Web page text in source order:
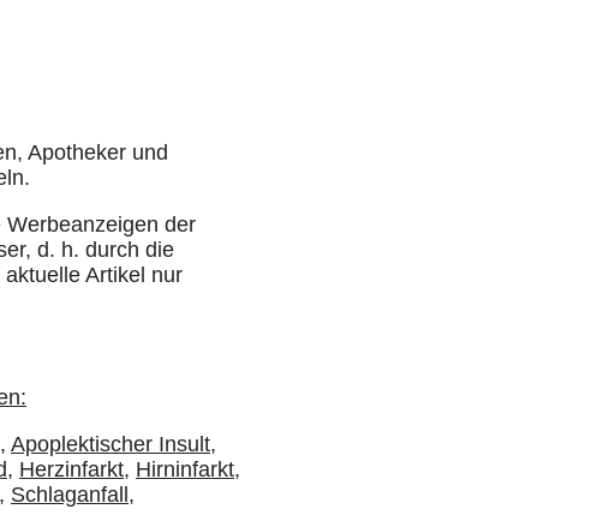
Apotheker und
der
d. h. durch die
Artikel nur
, Apoplektischer Insult,
, Herzinfarkt, Hirninfarkt,
, Schlaganfall,